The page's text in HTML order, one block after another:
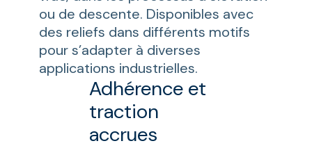
ou de descente. Disponibles avec
des reliefs dans différents motifs
pour s’adapter à diverses
applications industrielles.
Adhérence et
traction
accrues